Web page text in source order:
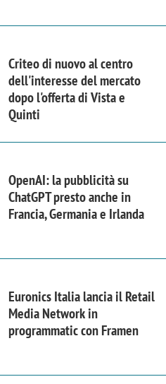
Criteo di nuovo al centro
dell'interesse del mercato
dopo l'offerta di Vista e
Quinti
OpenAI: la pubblicità su
ChatGPT presto anche in
Francia, Germania e Irlanda
Euronics Italia lancia il Retail
Media Network in
programmatic con Framen